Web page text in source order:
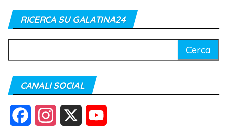
RICERCA SU GALATINA24
per:
CANALI SOCIAL